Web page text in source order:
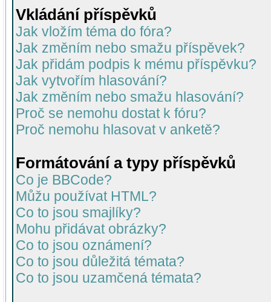
Vkládání příspěvků
Jak vložím téma do fóra?
Jak změním nebo smažu příspěvek?
Jak přidám podpis k mému příspěvku?
Jak vytvořím hlasování?
Jak změním nebo smažu hlasování?
Proč se nemohu dostat k fóru?
Proč nemohu hlasovat v anketě?
Formátování a typy příspěvků
Co je BBCode?
Můžu používat HTML?
Co to jsou smajlíky?
Mohu přidávat obrázky?
Co to jsou oznámení?
Co to jsou důležitá témata?
Co to jsou uzamčená témata?